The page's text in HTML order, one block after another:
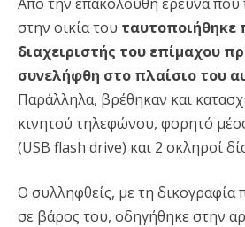
στην οικία του ταυτοποιήθηκε
διαχειριστής του επίμαχου
συνελήφθη στο πλαίσιο του
Παράλληλα, βρέθηκαν και
κινητού τηλεφώνου, φορητό
(USB flash drive) και 2 σκληροί
Ο συλληφθείς, με τη δικογραφία
σε βάρος του, οδηγήθηκε στην